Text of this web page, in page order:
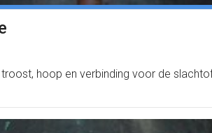
hoop en verbinding voor de